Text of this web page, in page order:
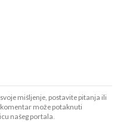
mišljenje, postavite pitanja ili
može potaknuti
našeg portala.